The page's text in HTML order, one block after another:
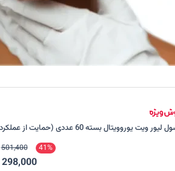
ویت یوروویتال بسته 60 عددی (حمایت از عملکرد کبد)
41%
501,400
298,000